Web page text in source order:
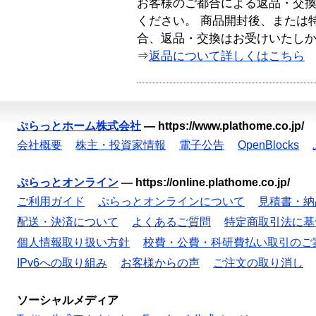
お客様のご都合による返品・交
ください。 商品開封後、または
合、返品・交換はお受けいたし
⇒返品について詳しくはこちら
ぷらっとホーム株式会社 — https://www.plathome.co.jp/
会社概要
株主・投資家情報 電子公告 OpenBlocks
ぷらっとオンライン — https://online.plathome.co.jp/
ご利用ガイド
ぷらっとオンラインについて
見積書・
配送・決済について
よくあるご質問
特定商取引法に
個人情報取り扱い方針
校費・公費・科研費払い取引のご
IPv6への取り組み
お客様からの声 ご注文の取り消し
ソーシャルメディア